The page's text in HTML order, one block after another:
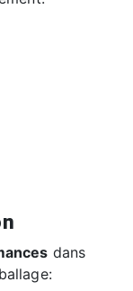
dans